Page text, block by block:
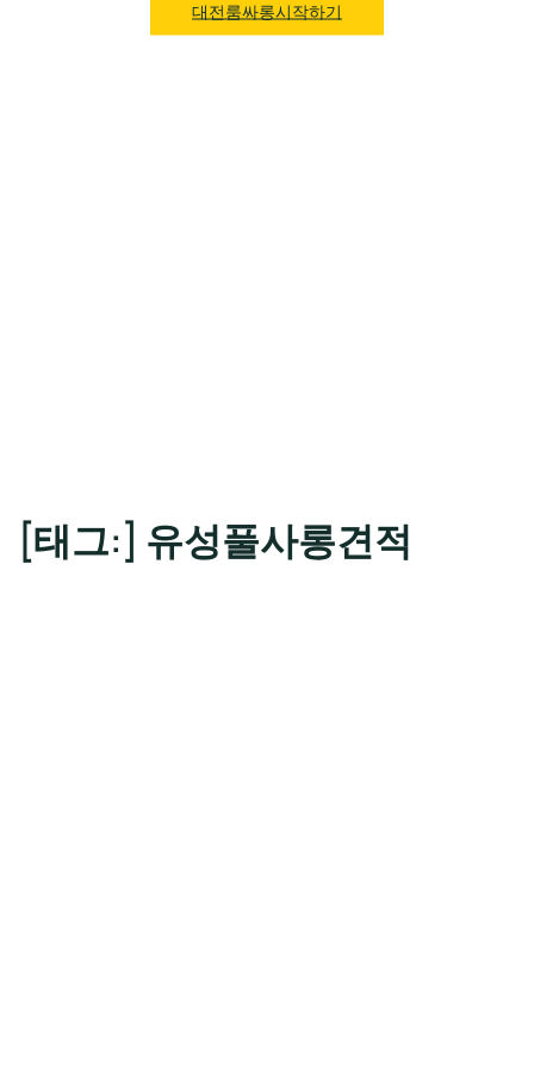
대전룸싸롱시작하기
[태그:] 유성풀사롱견적